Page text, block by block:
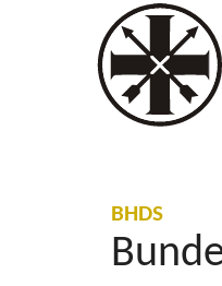
Zum Inhalt springen
BHDS: